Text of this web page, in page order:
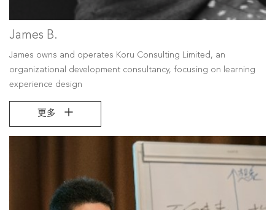
James B.
James owns and operates Koru Consulting Limited, an
organizational development consultancy, focusing on learning
experience design
更多